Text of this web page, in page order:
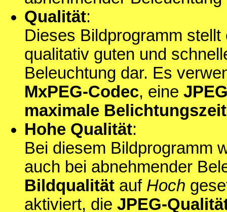
Qualität:
Dieses Bildprogramm
qualitativ guten und
Beleuchtung dar. Es
MxPEG-Codec, eine
maximale Belichtungszeit
Hohe Qualität:
Bei diesem Bildprogramm
auch bei abnehmender
Bildqualität auf Hoch
aktiviert, die JPEG-